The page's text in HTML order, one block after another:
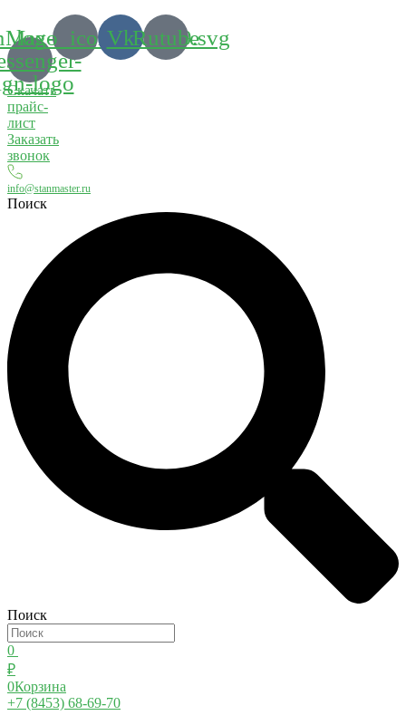
Max-
logo
VkRutube
Скачать
прайс-
лист
Заказать
звонок
info@stanmaster.ru
Поиск
Поиск
0
₽
0Корзина
+7 (8453) 68-69-70